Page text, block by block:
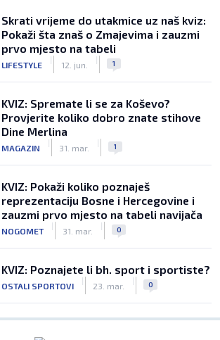
Skrati vrijeme do utakmice uz naš kviz:
Pokaži šta znaš o Zmajevima i zauzmi
prvo mjesto na tabeli
LIFESTYLE
|
12. jun.
| 1
KVIZ: Spremate li se za Koševo?
Provjerite koliko dobro znate stihove
Dine Merlina
MAGAZIN
|
31. mar.
| 1
KVIZ: Pokaži koliko poznaješ
reprezentaciju Bosne i Hercegovine i
zauzmi prvo mjesto na tabeli navijača
NOGOMET
|
31. mar.
| 0
KVIZ: Poznajete li bh. sport i sportiste?
OSTALI SPORTOVI
|
23. mar.
| 0